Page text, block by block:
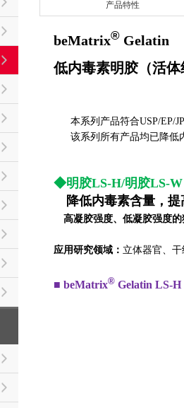
产品特性
beMatrix® Gelatin
低内毒素明胶（活体
本系列产品符合USP/EP/
该系列所有产品均已降低
◆明胶LS-H/明胶LS-W
降低内毒素含量，
高凝胶强度、低凝胶强度
应用研究领域： 立体器官、
■ beMatrix® Gelatin LS-H